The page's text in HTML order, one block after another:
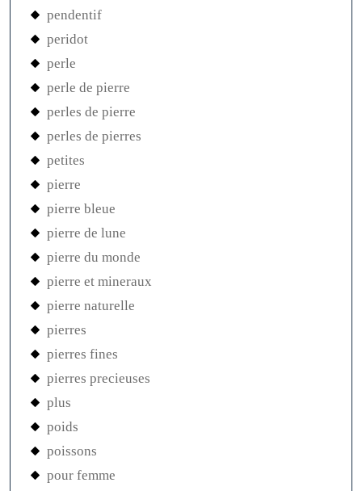
pendentif
peridot
perle
perle de pierre
perles de pierre
perles de pierres
petites
pierre
pierre bleue
pierre de lune
pierre du monde
pierre et mineraux
pierre naturelle
pierres
pierres fines
pierres precieuses
plus
poids
poissons
pour femme